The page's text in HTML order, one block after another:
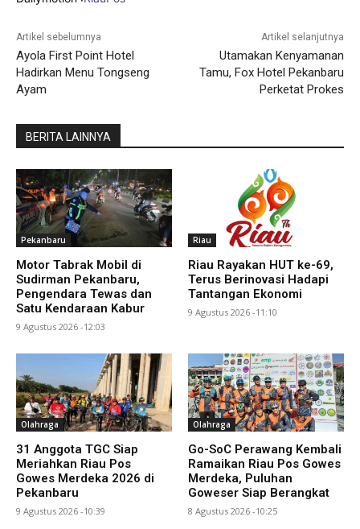
Artikel sebelumnya
Ayola First Point Hotel
Hadirkan Menu Tongseng
Ayam
Artikel selanjutnya
Utamakan Kenyamanan
Tamu, Fox Hotel Pekanbaru
Perketat Prokes
BERITA LAINNYA
Pekanbaru
Motor Tabrak Mobil di
Sudirman Pekanbaru,
Pengendara Tewas dan
Satu Kendaraan Kabur
9 Agustus 2026 -12:03
Riau
Riau Rayakan HUT ke-69,
Terus Berinovasi Hadapi
Tantangan Ekonomi
9 Agustus 2026 -11:10
Olahraga
31 Anggota TGC Siap
Meriahkan Riau Pos
Gowes Merdeka 2026 di
Pekanbaru
9 Agustus 2026 -10:39
Olahraga
Go-SoC Perawang Kembali
Ramaikan Riau Pos Gowes
Merdeka, Puluhan
Goweser Siap Berangkat
8 Agustus 2026 -10:25